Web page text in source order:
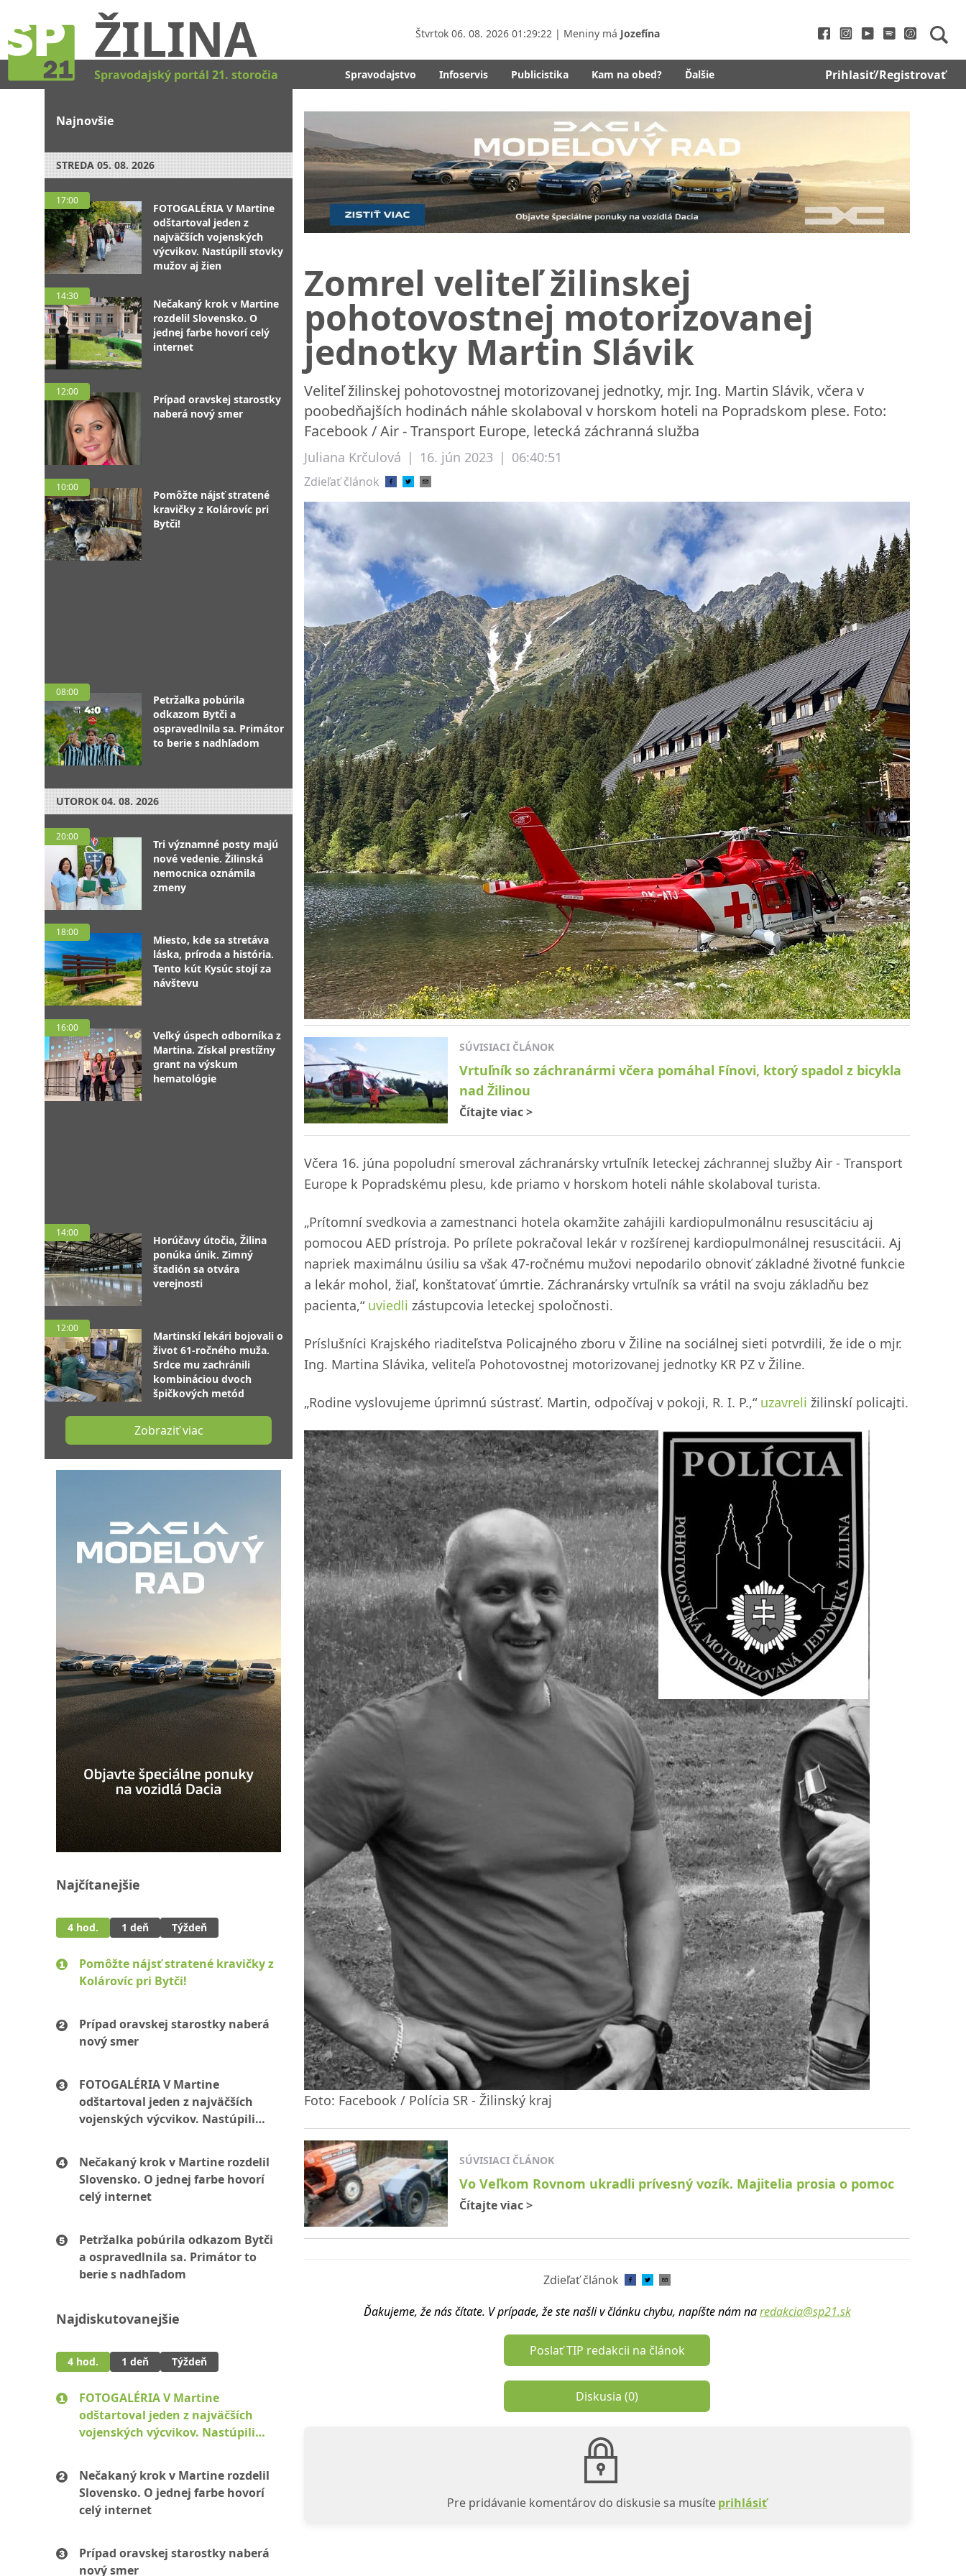
ŽILINA Štvrtok 06. 08. 2026 01:29:24 | Meniny má Jozefína
Spravodajský portál 21. storočia Spravodajstvo Infoservis Publicistika Kam na obed? Ďalšie Prihlasiť/Registrovať
Najnovšie
STREDA 05. 08. 2026
17:00
FOTOGALÉRIA V Martine
odštartoval jeden z
najväčších vojenských
výcvikov. Nastúpili stovky
mužov aj žien
14:30
Nečakaný krok v Martine
rozdelil Slovensko. O
jednej farbe hovorí celý
internet
12:00
Prípad oravskej starostky
naberá nový smer
10:00
Pomôžte nájsť stratené
kravičky z Kolárovíc pri
Bytči!
08:00
Petržalka pobúrila
odkazom Bytči a
ospravedlnila sa. Primátor
to berie s nadhľadom
UTOROK 04. 08. 2026
20:00
Tri významné posty majú
nové vedenie. Žilinská
nemocnica oznámila
zmeny
18:00
Miesto, kde sa stretáva
láska, príroda a história.
Tento kút Kysúc stojí za
návštevu
16:00
Veľký úspech odborníka z
Martina. Získal prestížny
grant na výskum
hematológie
14:00
Horúčavy útočia, Žilina
ponúka únik. Zimný
štadión sa otvára
verejnosti
12:00
Martinskí lekári bojovali o
život 61-ročného muža.
Srdce mu zachránili
kombináciou dvoch
špičkových metód
Zobraziť viac
Najčítanejšie
4 hod. 1 deň Týždeň
Pomôžte nájsť stratené kravičky z
Kolárovíc pri Bytči!
Prípad oravskej starostky naberá
nový smer
FOTOGALÉRIA V Martine
odštartoval jeden z najväčších
vojenských výcvikov. Nastúpili
Nečakaný krok v Martine rozdelil
Slovensko. O jednej farbe hovorí
celý internet
Petržalka pobúrila odkazom Bytči
a ospravedlnila sa. Primátor to
berie s nadhľadom
Najdiskutovanejšie
4 hod. 1 deň Týždeň
FOTOGALÉRIA V Martine
odštartoval jeden z najväčších
vojenských výcvikov. Nastúpili
Nečakaný krok v Martine rozdelil
Slovensko. O jednej farbe hovorí
celý internet
Prípad oravskej starostky naberá
nový smer
Zomrel veliteľ žilinskej
pohotovostnej motorizovanej
jednotky Martin Slávik
Veliteľ žilinskej pohotovostnej motorizovanej jednotky, mjr. Ing. Martin Slávik, včera v
poobedňajších hodinách náhle skolaboval v horskom hoteli na Popradskom plese. Foto:
Facebook / Air - Transport Europe, letecká záchranná služba
Juliana Krčulová | 16. jún 2023 | 06:40:51
Zdieľať článok
SÚVISIACI ČLÁNOK
Vrtuľník so záchranármi včera pomáhal Fínovi, ktorý spadol z bicykla
nad Žilinou
Čítajte viac>
Včera 16. júna popoludní smeroval záchranársky vrtuľník leteckej záchrannej služby Air - Transport
Europe k Popradskému plesu, kde priamo v horskom hoteli náhle skolaboval turista.
„Prítomní svedkovia a zamestnanci hotela okamžite zahájili kardiopulmonálnu resuscitáciu aj
pomocou AED prístroja. Po prílete pokračoval lekár v rozšírenej kardiopulmonálnej resuscitácii. Aj
napriek maximálnu úsiliu sa však 47-ročnému mužovi nepodarilo obnoviť základné životné funkcie
a lekár mohol, žiaľ, konštatovať úmrtie. Záchranársky vrtuľník sa vrátil na svoju základňu bez
pacienta,“ uviedli zástupcovia leteckej spoločnosti.
Príslušníci Krajského riaditeľstva Policajného zboru v Žiline na sociálnej sieti potvrdili, že ide o mjr.
Ing. Martina Slávika, veliteľa Pohotovostnej motorizovanej jednotky KR PZ v Žiline.
„Rodine vyslovujeme úprimnú sústrasť. Martin, odpočívaj v pokoji, R. I. P.,“ uzavreli žilinskí policajti.
Foto: Facebook / Polícia SR - Žilinský kraj
SÚVISIACI ČLÁNOK
Vo Veľkom Rovnom ukradli prívesný vozík. Majitelia prosia o pomoc
Čítajte viac>
Zdieľať článok
Ďakujeme, že nás čítate. V prípade, že ste našli v článku chybu, napíšte nám na redakcia@sp21.sk
Poslať TIP redakcii na článok
Diskusia (0)
Pre pridávanie komentárov do diskusie sa musíteprihlásiť